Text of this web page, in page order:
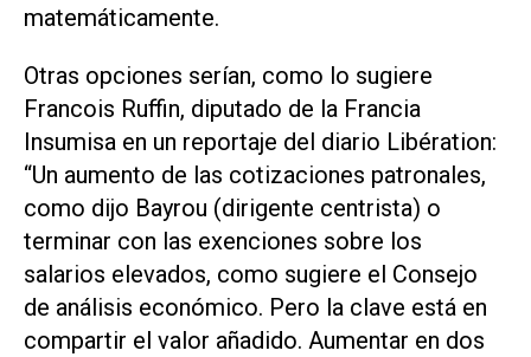
matemáticamente.
Otras opciones serían, como lo sugiere
Francois Ruffin, diputado de la Francia
Insumisa en un reportaje del diario Libération:
“Un aumento de las cotizaciones patronales,
como dijo Bayrou (dirigente centrista) o
terminar con las exenciones sobre los
salarios elevados, como sugiere el Consejo
de análisis económico. Pero la clave está en
compartir el valor añadido. Aumentar en dos